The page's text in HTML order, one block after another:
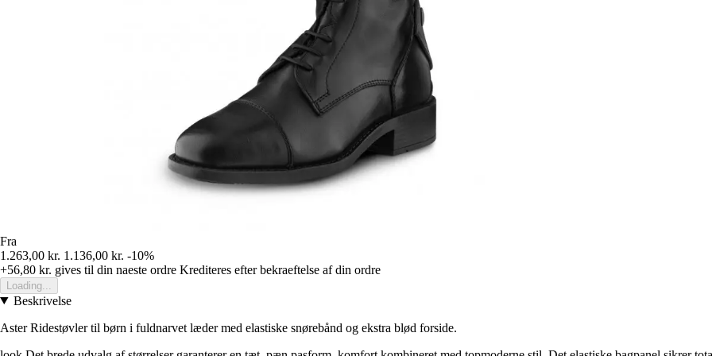
Fra
1.263,00 kr. 1.136,00 kr. -10%
+56,80 kr. gives til din naeste ordre Krediteres efter bekraeftelse af din ordre
Loading...
Beskrivelse
Aster Ridestøvler til børn i fuldnarvet læder med elastiske snørebånd og ekstra blød forside.